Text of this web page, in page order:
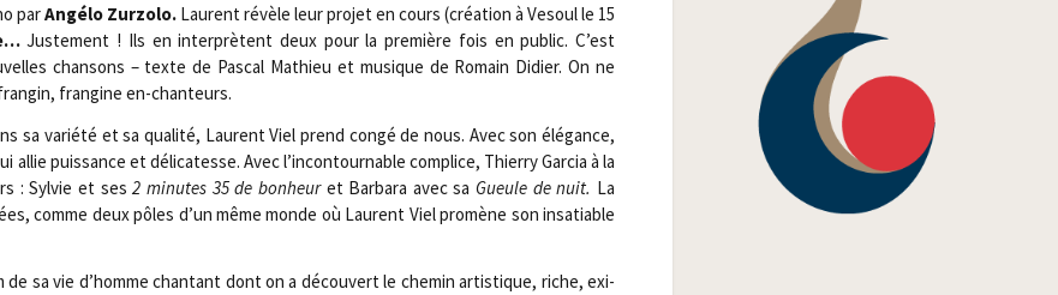
parAngé­lo Zur­zo­lo. Laurent révèle leur pro­jet en cours (créa­tion à Vesoul le 15
Jus­te­ment ! Ils en inter­prètent deux pour la pre­mière fois en public. C’est
chan­sons – texte de Pas­cal Mathieu et musique de Romain Didier. On ne
fran­gine en-chanteurs.
sa varié­té et sa qua­li­té, Laurent Viel prend congé de nous. Avec son élé­gance,
puis­sance et déli­ca­tesse. Avec l’incontournable com­plice, Thier­ry Gar­cia à la
: Syl­vie et ses2 minutes 35 de bon­heuret Bar­ba­ra avec saGueule de nuit. La
comme deux pôles d’un même monde où Laurent Viel pro­mène son insa­tiable
de sa vie d’homme chan­tant dont on a décou­vert le che­min artis­tique, riche, exi­